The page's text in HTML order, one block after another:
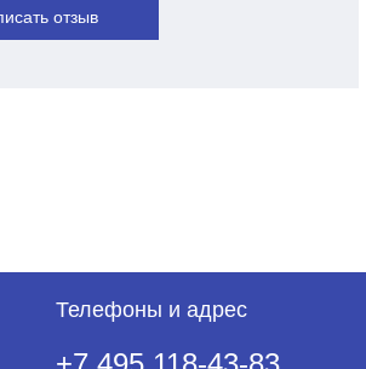
отзыв
Телефоны и адрес